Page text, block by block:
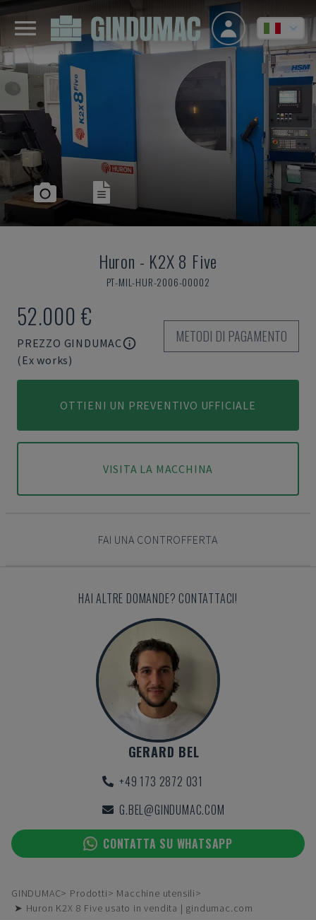
Huron - K2X 8 Five
PT-MIL-HUR-2006-00002
52.000 €
PREZZO GINDUMAC
(Ex works)
METODI DI PAGAMENTO
OTTIENI UN PREVENTIVO UFFICIALE
VISITA LA MACCHINA
FAI UNA CONTROFFERTA
HAI ALTRE DOMANDE? CONTATTACI!
GERARD BEL
+49 173 2872 031
G.BEL@GINDUMAC.COM
CONTATTA SU WHATSAPP
GINDUMAC Prodotti
Macchine utensili
➤ Huron K2X 8 Five usato in vendita | gindumac.com